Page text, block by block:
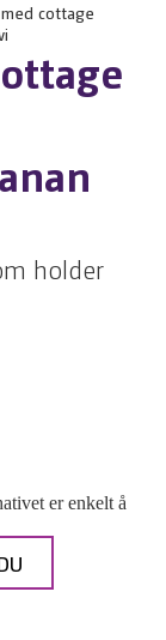
cottage
holder
er enkelt å